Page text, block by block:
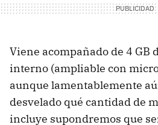
Viene acompañado de 4 GB
interno (ampliable con
aunque lamentablemente
desvelado qué cantidad de
incluye supondremos que